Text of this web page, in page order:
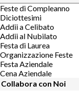
Feste di Compleanno
Diciottesimi
Addii a Celibato
Addii al Nubilato
Festa di Laurea
Organizzazione Feste
Festa Aziendale
Cena Aziendale
Collabora con Noi